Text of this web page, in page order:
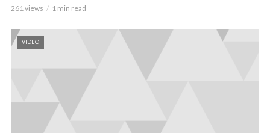
261 views 1 min read
VIDEO